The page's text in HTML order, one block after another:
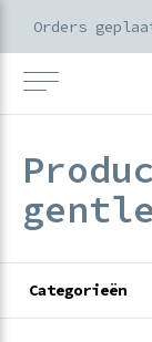
Categorieën